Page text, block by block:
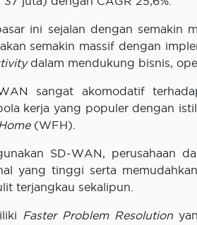
ini sejalan dengan semakin
semakin massif dengan
dalam mendukung bisnis,
sangat akomodatif
kerja yang populer dengan
ome(WFH).
SD-WAN, perusahaan
yang tinggi serta
terjangkau sekalipun.
Faster Problem Resolution